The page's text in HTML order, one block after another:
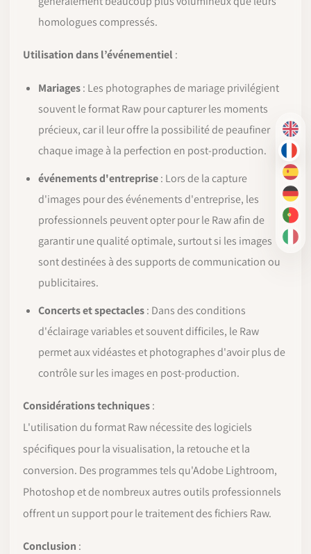
EN
FR
ES
DE
PT-
IT
homologues compressés.
Utilisation dans l’événementiel :
Mariages: Les photographes de mariage privilégient
souvent le format Raw pour capturer les moments
précieux, car il leur offre la possibilité de peaufiner
chaque image à la perfection en post-production.
événements d'entreprise: Lors de la capture
d'images pour des événements d'entreprise, les
professionnels peuvent opter pour le Raw afin de
garantir une qualité optimale, surtout si les images
sont destinées à des supports de communication ou
publicitaires.
Concerts et spectacles: Dans des conditions
d'éclairage variables et souvent difficiles, le Raw
permet aux vidéastes et photographes d'avoir plus de
contrôle sur les images en post-production.
Considérations techniques:
L'utilisation du format Raw nécessite des logiciels
spécifiques pour la visualisation, la retouche et la
conversion. Des programmes tels qu'Adobe Lightroom,
Photoshop et de nombreux autres outils professionnels
offrent un support pour le traitement des fichiers Raw.
Conclusion :